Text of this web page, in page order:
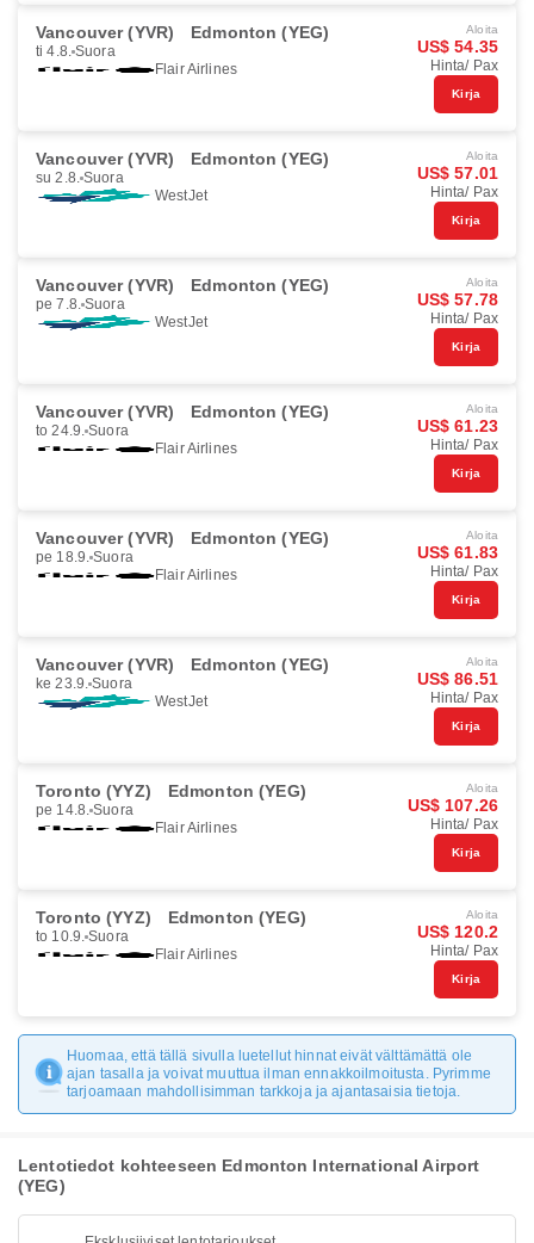
Vancouver (YVR) Edmonton (YEG)
ti 4.8. Suora
Flair Airlines
Aloita
US$ 54.35
Hinta/ Pax
Kirja
Vancouver (YVR) Edmonton (YEG)
su 2.8. Suora
WestJet
Aloita
US$ 57.01
Hinta/ Pax
Kirja
Vancouver (YVR) Edmonton (YEG)
pe 7.8. Suora
WestJet
Aloita
US$ 57.78
Hinta/ Pax
Kirja
Vancouver (YVR) Edmonton (YEG)
to 24.9. Suora
Flair Airlines
Aloita
US$ 61.23
Hinta/ Pax
Kirja
Vancouver (YVR) Edmonton (YEG)
pe 18.9. Suora
Flair Airlines
Aloita
US$ 61.83
Hinta/ Pax
Kirja
Vancouver (YVR) Edmonton (YEG)
ke 23.9. Suora
WestJet
Aloita
US$ 86.51
Hinta/ Pax
Kirja
Toronto (YYZ) Edmonton (YEG)
pe 14.8. Suora
Flair Airlines
Aloita
US$ 107.26
Hinta/ Pax
Kirja
Toronto (YYZ) Edmonton (YEG)
to 10.9. Suora
Flair Airlines
Aloita
US$ 120.2
Hinta/ Pax
Kirja
Huomaa, että tällä sivulla luetellut hinnat eivät välttämättä ole
ajan tasalla ja voivat muuttua ilman ennakkoilmoitusta. Pyrimme
tarjoamaan mahdollisimman tarkkoja ja ajantasaisia tietoja.
Lentotiedot kohteeseen Edmonton International Airport
(YEG)